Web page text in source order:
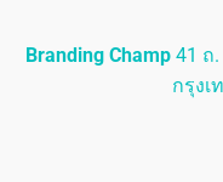
Branding Champ 41 ถ
กรุงเ